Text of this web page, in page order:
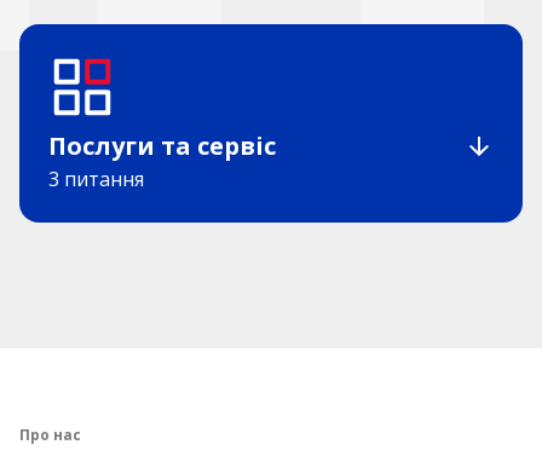
Послуги та сервіс
3 питання
Про нас